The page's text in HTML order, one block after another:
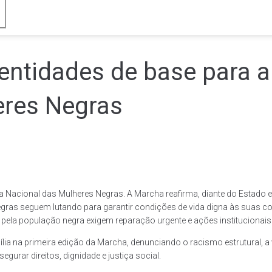
de base para
Negras
das Mulheres Negras. A Marcha reafirma, diante do
seguem lutando para garantir condições de vida digna às suas
população negra exigem reparação urgente e ações
na primeira edição da Marcha, denunciando o racismo estrutural,
direitos, dignidade e justiça social.